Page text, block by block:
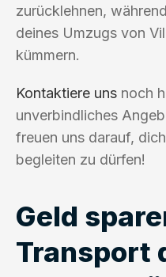
zurücklehnen,
deines Umzugs von
kümmern.
Kontaktiere uns noch
unverbindliches
freuen uns darauf,
begleiten zu dürfen!
Geld
Transport